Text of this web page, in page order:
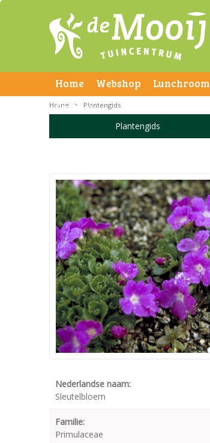
Home Webshop Lunchroom
Contact
Home > Plantengids
Plantengids
Nederlandse naam:
Sleutelbloem
Familie:
Primulaceae